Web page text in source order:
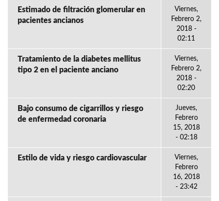
Estimado de filtración glomerular en
pacientes ancianos
Viernes,
Febrero 2,
2018 -
02:11
Tratamiento de la diabetes mellitus
tipo 2 en el paciente anciano
Viernes,
Febrero 2,
2018 -
02:20
Bajo consumo de cigarrillos y riesgo
de enfermedad coronaria
Jueves,
Febrero
15, 2018
- 02:18
Estilo de vida y riesgo cardiovascular
Viernes,
Febrero
16, 2018
- 23:42